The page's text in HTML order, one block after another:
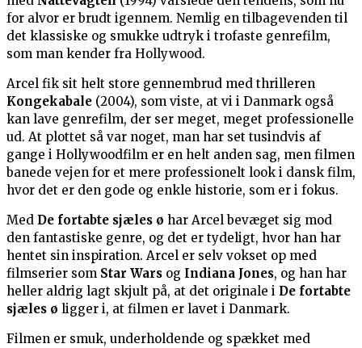
for alvor er brudt igennem. Nemlig en tilbagevenden til
det klassiske og smukke udtryk i trofaste genrefilm,
som man kender fra Hollywood.
Arcel fik sit helt store gennembrud med thrilleren
Kongekabale (2004), som viste, at vi i Danmark også
kan lave genrefilm, der ser meget, meget professionelle
ud. At plottet så var noget, man har set tusindvis af
gange i Hollywoodfilm er en helt anden sag, men filmen
banede vejen for et mere professionelt look i dansk film,
hvor det er den gode og enkle historie, som er i fokus.
Med De fortabte sjæles ø har Arcel bevæget sig mod
den fantastiske genre, og det er tydeligt, hvor han har
hentet sin inspiration. Arcel er selv vokset op med
filmserier som Star Wars og Indiana Jones, og han har
heller aldrig lagt skjult på, at det originale i De fortabte
sjæles ø ligger i, at filmen er lavet i Danmark.
Filmen er smuk, underholdende og spækket med